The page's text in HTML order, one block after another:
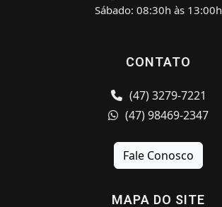
Sábado: 08:30h às 13:00h
CONTATO
(47) 3279-7221
(47) 98469-2347
Fale Conosco
MAPA DO SITE